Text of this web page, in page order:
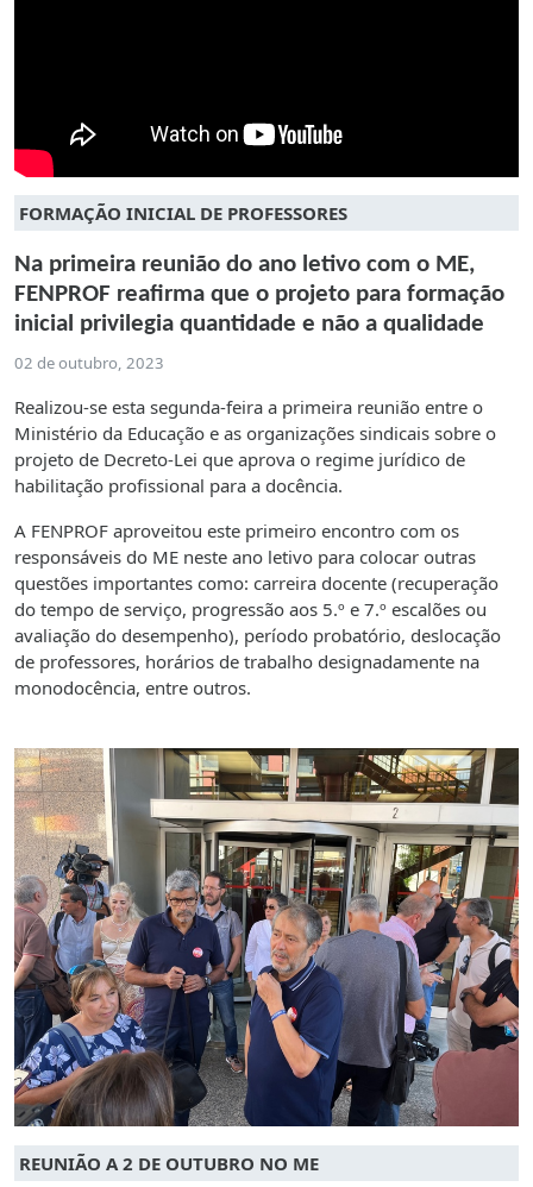
FORMAÇÃO INICIAL DE PROFESSORES
Na primeira reunião do ano letivo com o ME,
FENPROF reafirma que o projeto para formação
inicial privilegia quantidade e não a qualidade
02 de outubro, 2023
Realizou-se esta segunda-feira a primeira reunião entre o
Ministério da Educação e as organizações sindicais sobre o
projeto de Decreto-Lei que aprova o regime jurídico de
habilitação profissional para a docência.
A FENPROF aproveitou este primeiro encontro com os
responsáveis do ME neste ano letivo para colocar outras
questões importantes como: carreira docente (recuperação
do tempo de serviço, progressão aos 5.º e 7.º escalões ou
avaliação do desempenho), período probatório, deslocação
de professores, horários de trabalho designadamente na
monodocência, entre outros.
REUNIÃO A 2 DE OUTUBRO NO ME